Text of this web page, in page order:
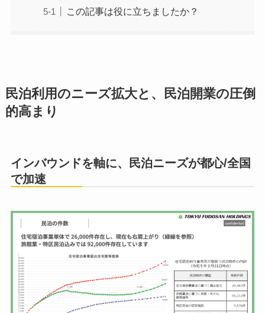
この記事は役に立ちましたか？
民泊利用のニーズ拡大と、民泊開業の圧倒
的高まり
インバウンドを軸に、民泊ニーズが都心/全国
で加速